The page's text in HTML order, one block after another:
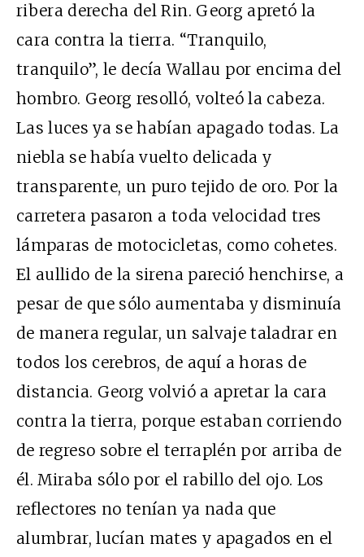
ribera derecha del Rin. Georg apretó la
cara contra la tierra. “Tranquilo,
tranquilo”, le decía Wallau por encima del
hombro. Georg resolló, volteó la cabeza.
Las luces ya se habían apagado todas. La
niebla se había vuelto delicada y
transparente, un puro tejido de oro. Por la
carretera pasaron a toda velocidad tres
lámparas de motocicletas, como cohetes.
El aullido de la sirena pareció henchirse, a
pesar de que sólo aumentaba y disminuía
de manera regular, un salvaje taladrar en
todos los cerebros, de aquí a horas de
distancia. Georg volvió a apretar la cara
contra la tierra, porque estaban corriendo
de regreso sobre el terraplén por arriba de
él. Miraba sólo por el rabillo del ojo. Los
reflectores no tenían ya nada que
alumbrar, lucían mates y apagados en el